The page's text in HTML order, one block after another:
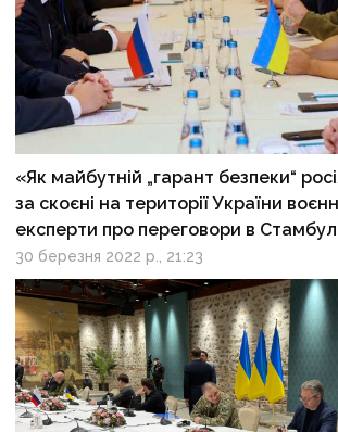
«Як майбутній „гарант безпеки“
за скоєні на території України
експерти про переговори в
30 березня 2022 р., 21:23